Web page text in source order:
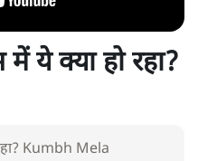
ये क्या हो रहा?
Kumbh Mela